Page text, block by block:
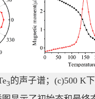
3的声子谱；(c)500 K